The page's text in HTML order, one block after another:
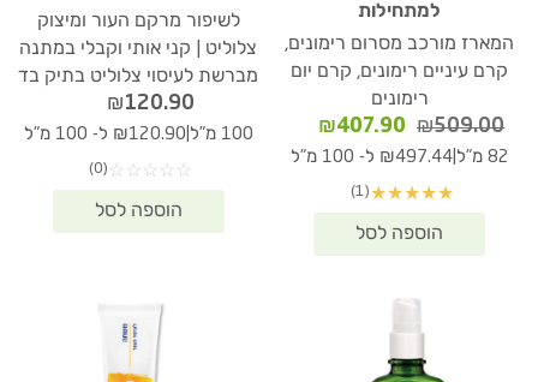
למתחילות
המארז מורכב מסרום רימונים,
קרם עיניים רימונים, קרם יום
רימונים
₪509.00
המחיר
המקורי
₪509.00.
₪407.90
המחיר
הנוכחי
82 מ"ל |₪497.44 ל- 100 מ"ל
★
★
★
★
★
(1)
לשיפור מרקם העור ומיצוק
צלוליט | קני אותי וקבלי במתנה
מברשת לעיסוי צלוליט בתיק בד
₪120.90
100 מ"ל ₪120.90 ל- 100 מ"ל
☆
☆
☆
☆
☆
(0)